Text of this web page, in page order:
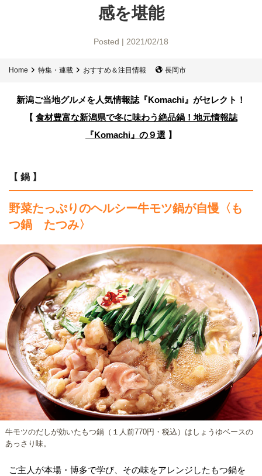
感を堪能
Posted | 2021/02/18
Home 特集・連載 おすすめ＆注目情報 長岡市
新潟ご当地グルメを人気情報誌 『Komachi』がセレクト！
【 食材豊富な新潟県で冬に味わう絶品鍋！地元情報誌
『Komachi』の９選 】
【 鍋 】
野菜たっぷりのヘルシー牛モツ鍋が自慢〈も
つ鍋 たつみ〉
牛モツのだしが効いたもつ鍋（１人前770円・税込）はしょうゆベースの
あっさり味。
ご主人が本場・博多で学び、その味をアレンジしたもつ鍋を